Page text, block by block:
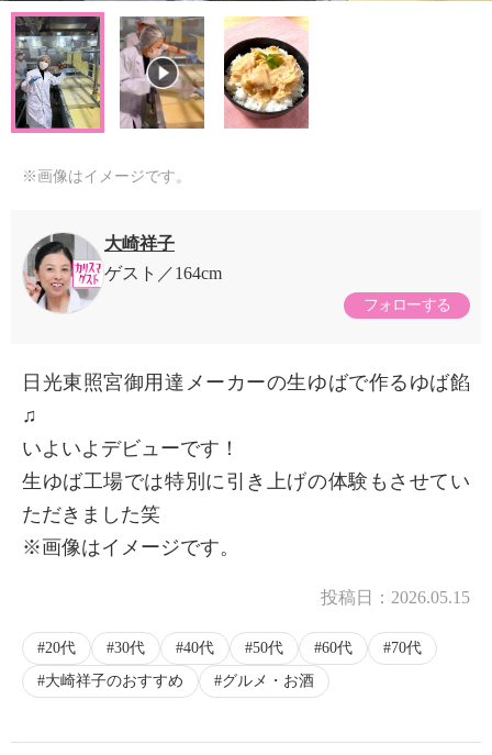
※画像はイメージです。
大崎祥子
ゲスト
164cm
フォローする
日光東照宮御用達メーカーの生ゆばで作るゆば餡
♫
いよいよデビューです！
生ゆば工場では特別に引き上げの体験もさせてい
ただきました笑
※画像はイメージです。
投稿日： 2026.05.15
20代 30代 40代 50代 60代
70代
大崎祥子のおすすめ
グルメ・お酒